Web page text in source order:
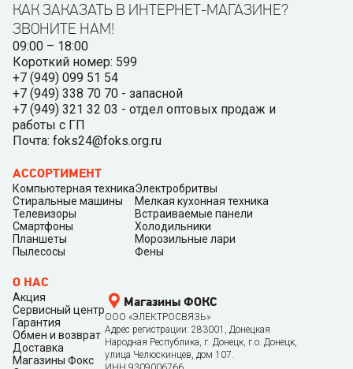
КАК ЗАКАЗАТЬ В ИНТЕРНЕТ-МАГАЗИНЕ?
ЗВОНИТЕ НАМ!
09:00 – 18:00
Короткий номер: 599
+7 (949) 099 51 54
+7 (949) 338 70 70 - запасной
+7 (949) 321 32 03 - отдел оптовых продаж и
работы с ГП
Почта: foks24@foks.org.ru
АССОРТИМЕНТ
Компьютерная техника
Стиральные машины
Телевизоры
Смартфоны
Планшеты
Пылесосы
Электробритвы
Мелкая кухонная техника
Встраиваемые панели
Холодильники
Морозильные лари
Фены
О НАС
Акция
Сервисный центр
Гарантия
Обмен и возврат
Доставка
Магазины Фокс
Магазины ФОКС
ООО «ЭЛЕКТРОСВЯЗЬ»
Адрес регистрации: 283001, Донецкая
Народная Республика, г. Донецк, г.о. Донецк,
улица Челюскинцев, дом 107.